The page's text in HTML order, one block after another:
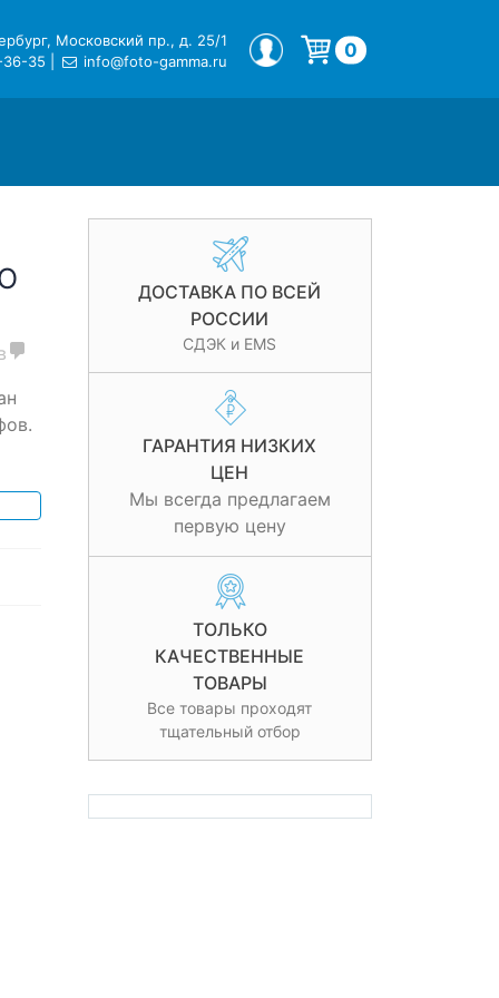
Московский пр., д. 25/1
36-35
info@foto-gamma.ru
МОЙ ПРОФИЛЬ 0
ДОСТАВКА ПО ВСЕЙ
РОССИИ
СДЭК и EMS
ГАРАНТИЯ НИЗКИХ
ЦЕН
Мы всегда предлагаем
первую цену
ТОЛЬКО
КАЧЕСТВЕННЫЕ
ТОВАРЫ
Все товары проходят
тщательный отбор